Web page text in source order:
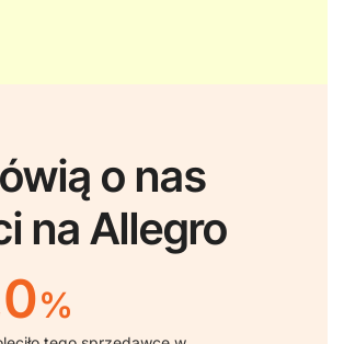
o nas
na Allegro
%